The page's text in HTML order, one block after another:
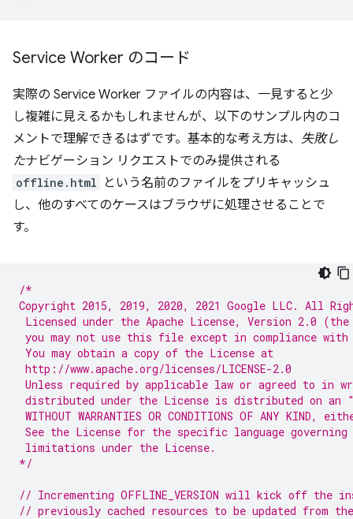
Service Worker のコード
実際の Service Worker ファイルの内容は、一見すると少
し複雑に見えるかもしれませんが、以下のサンプル内のコ
メントで理解できるはずです。基本的な考え方は、 失敗し
たナビゲーション リクエストでのみ提供される
offline.html
という名前のファイルをプリキャッシュ
し、他のすべてのケースはブラウザに処理させることで
す。
/*
Copyright 2015, 2019, 2020, 2021 Google LLC. All
Licensed under the Apache License, Version 2.0
you may not use this file except in compliance
You may obtain a copy of the License at
http://www.apache.org/licenses/LICENSE-2.0
Unless required by applicable law or agreed to in
distributed under the License is distributed on an
WITHOUT WARRANTIES OR CONDITIONS OF ANY
See the License for the specific language governing
limitations under the License.
*/
// Incrementing OFFLINE_VERSION will kick off the
// previously cached resources to be updated from